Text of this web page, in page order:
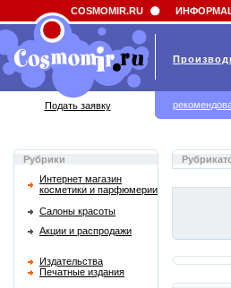
Field 'news_title' doesn't have a default value
Рубрики
Интернет магазин
косметики и парфюмерии
Салоны красоты
Акции и распродажи
Издательства
Печатные издания
COSMOMIR.RU
Подать заявку